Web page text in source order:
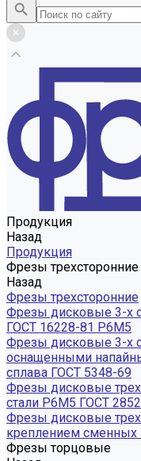
Продукция
Назад
Продукция
Фрезы трехсторонние
Назад
Фрезы трехсторонние
Фрезы дисковые 3-х
ГОСТ 16228-81 Р6М5
Фрезы дисковые 3-х
оснащенными
сплава ГОСТ 5348-69
Фрезы дисковые
стали Р6М5 ГОСТ
Фрезы дисковые
креплением сменных
Фрезы торцовые